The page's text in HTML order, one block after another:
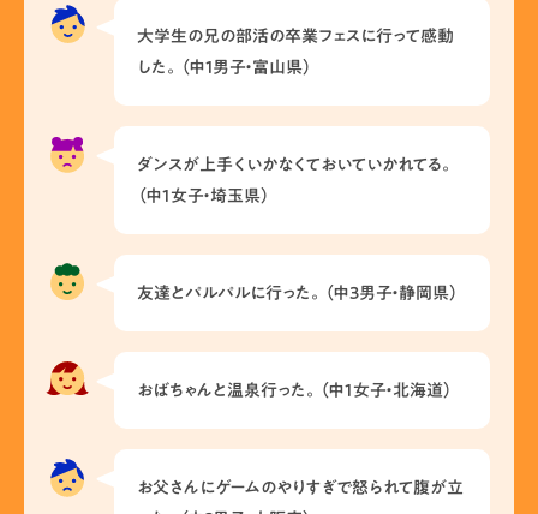
大学生の兄の部活の卒業フェスに行って感動
した。（中1男子・富山県）
ダンスが上手くいかなくておいていかれてる。
（中1女子・埼玉県）
友達とパルパルに行った。（中3男子・静岡県）
おばちゃんと温泉行った。（中1女子・北海道）
お父さんにゲームのやりすぎで怒られて腹が立